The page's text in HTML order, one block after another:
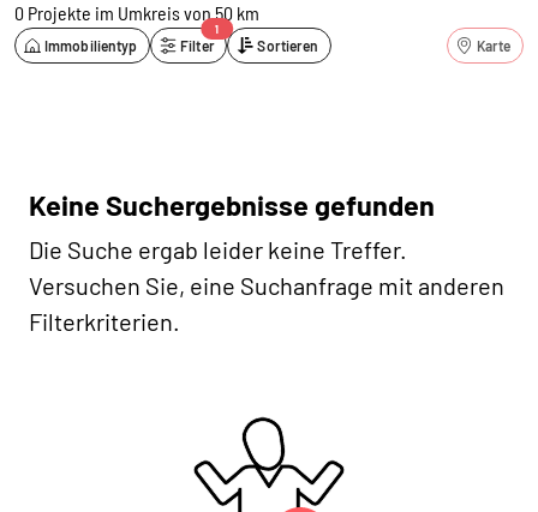
0 Projekte im Umkreis von 50 km
Immobilientyp Filter
1
Sortieren Karte
Keine Suchergebnisse gefunden
Die Suche ergab leider keine Treffer.
Versuchen Sie, eine Suchanfrage mit anderen
Filterkriterien.